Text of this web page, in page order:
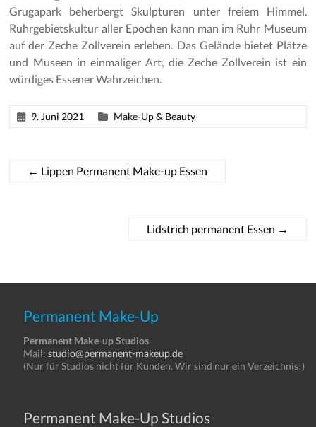
Grugapark beherbergt Skulpturen unter freiem Himmel.
Ruhrgebietskultur aller Epochen kann man im Ruhr Museum
auf der Zeche Zollverein erleben. Das Gelände bietet Plätze
und Museen in einmaliger Art, die Zeche Zollverein ist ein
würdiges Essener Wahrzeichen.
9. Juni 2021 Make-Up & Beauty
← Lippen Permanent Make-up Essen
Lidstrich permanent Essen →
Permanent Make-Up
Permanent Make-up Studios
Mail:studio@permanent-makeup.de
(Nur für Studios nicht für Kunden. Wir sind nur ein Verzeichnis!)
Permanent Make-Up Studios